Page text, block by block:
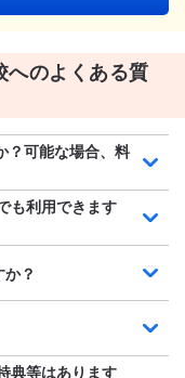
のよくある質
？可能な場合、料
も利用できます
？
典等はあります